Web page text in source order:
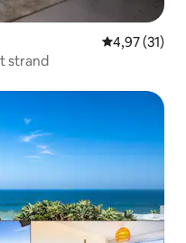
Gemiddelde
4,97 (31)
strand